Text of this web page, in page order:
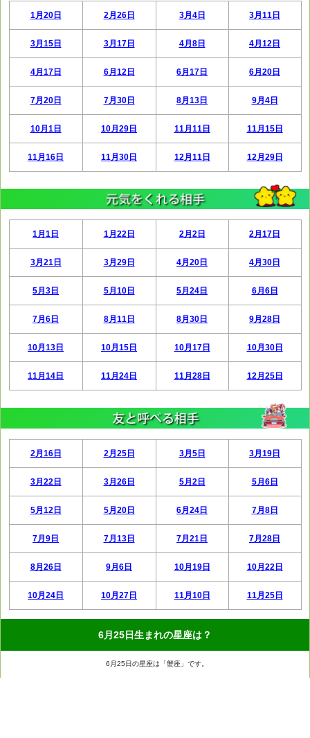
1月20日 2月26日 3月4日 3月11日
3月15日 3月17日 4月8日 4月12日
4月17日 6月12日 6月17日 6月20日
7月20日 7月30日 8月13日 9月4日
10月1日 10月29日 11月11日 11月15日
11月16日 11月30日 12月11日 12月29日
1月1日 1月22日 2月2日 2月17日
3月21日 3月29日 4月20日 4月30日
5月3日 5月10日 5月24日 6月6日
7月6日 8月11日 8月30日 9月28日
10月13日 10月15日 10月17日 10月30日
11月14日 11月24日 11月28日 12月25日
2月16日 2月25日 3月5日 3月19日
3月22日 3月26日 5月2日 5月6日
5月12日 5月20日 6月24日 7月8日
7月9日 7月13日 7月21日 7月28日
8月26日 9月6日 10月19日 10月22日
10月24日 10月27日 11月10日 11月25日
6月25日生まれの星座は？
6月25日の星座は「蟹座」です。